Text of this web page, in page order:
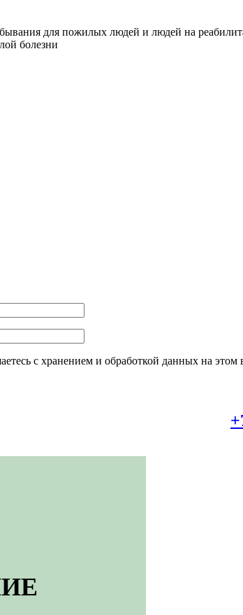
для пожилых людей и людей на
болезни
с хранением и обработкой данных на этом